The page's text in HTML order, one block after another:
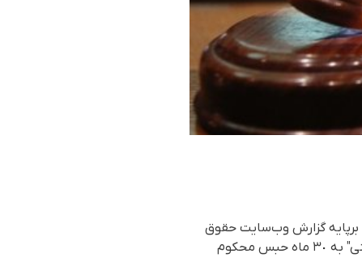
برپایە گزارش وب‌سایت حقوق
بشری "هەنگاو"، طی روزهای گذشتە دادگاه انقلاب مریوان یک شهروند مریوانی را بە نام "محمد نژاد حسنی" بە ٣٠ ماه حبس محکوم